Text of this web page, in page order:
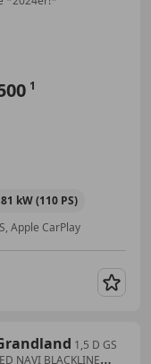
1
81 kW (110 PS)
Apple CarPlay
1,5 D GS
NAVI BLACKLINE